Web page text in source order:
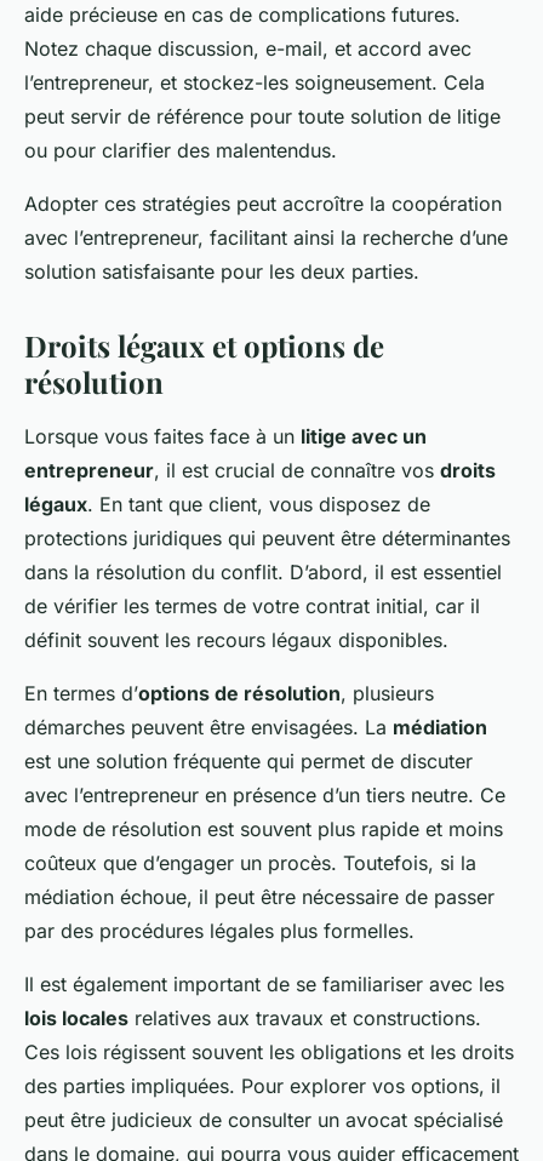
aide précieuse en cas de complications futures.
Notez chaque discussion, e-mail, et accord avec
l’entrepreneur, et stockez-les soigneusement. Cela
peut servir de référence pour toute solution de litige
ou pour clarifier des malentendus.
Adopter ces stratégies peut accroître la coopération
avec l’entrepreneur, facilitant ainsi la recherche d’une
solution satisfaisante pour les deux parties.
Droits légaux et options de
résolution
Lorsque vous faites face à un litige avec un
entrepreneur, il est crucial de connaître vos droits
légaux. En tant que client, vous disposez de
protections juridiques qui peuvent être déterminantes
dans la résolution du conflit. D’abord, il est essentiel
de vérifier les termes de votre contrat initial, car il
définit souvent les recours légaux disponibles.
En termes d’options de résolution, plusieurs
démarches peuvent être envisagées. La médiation
est une solution fréquente qui permet de discuter
avec l’entrepreneur en présence d’un tiers neutre. Ce
mode de résolution est souvent plus rapide et moins
coûteux que d’engager un procès. Toutefois, si la
médiation échoue, il peut être nécessaire de passer
par des procédures légales plus formelles.
Il est également important de se familiariser avec les
lois locales relatives aux travaux et constructions.
Ces lois régissent souvent les obligations et les droits
des parties impliquées. Pour explorer vos options, il
peut être judicieux de consulter un avocat spécialisé
dans le domaine, qui pourra vous guider efficacement